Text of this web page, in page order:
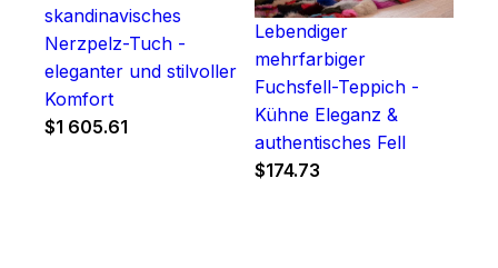
skandinavisches
Nerzpelz-Tuch -
eleganter und stilvoller
Komfort
$1 605.61
Lebendiger
mehrfarbiger
Fuchsfell-Teppich -
Kühne Eleganz &
authentisches Fell
$174.73